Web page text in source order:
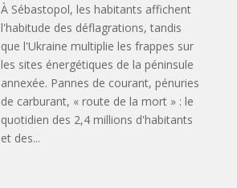
À Sébastopol, les habitants affichent
l'habitude des déflagrations, tandis
que l'Ukraine multiplie les frappes sur
les sites énergétiques de la péninsule
annexée. Pannes de courant, pénuries
de carburant, « route de la mort » : le
quotidien des 2,4 millions d'habitants
et des...